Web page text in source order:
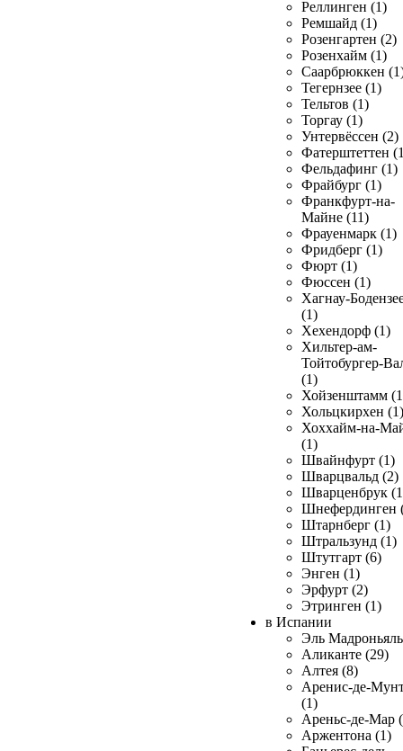
Реллинген (1)
Ремшайд (1)
Розенгартен (2)
Розенхайм (1)
Саарбрюккен
Тегернзее (1)
Тельтов (1)
Торгау (1)
Унтервёссен (2)
Фатерштеттен
Фельдафинг (1)
Фрайбург (1)
Франкфурт-на-
Майне (11)
Фрауенмарк (1)
Фридберг (1)
Фюрт (1)
Фюссен (1)
Хагнау-
(1)
Хехендорф (1)
Хильтер-ам-
Тойтобургер-
(1)
Хойзенштамм
Хольцкирхен (1)
Хоххайм-на-
(1)
Швайнфурт (1)
Шварцвальд (2)
Шварценбрук
Шнефердинген
Штарнберг (1)
Штральзунд (1)
Штутгарт (6)
Энген (1)
Эрфурт (2)
Этринген (1)
в Испании
Эль
Аликанте (29)
Алтея (8)
Аренис-де-
(1)
Ареньс-де-Мар
Аржентона (1)